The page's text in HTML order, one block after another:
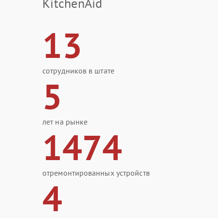
13
сотрудников в штате
5
лет на рынке
1474
отремонтированных устройств
4